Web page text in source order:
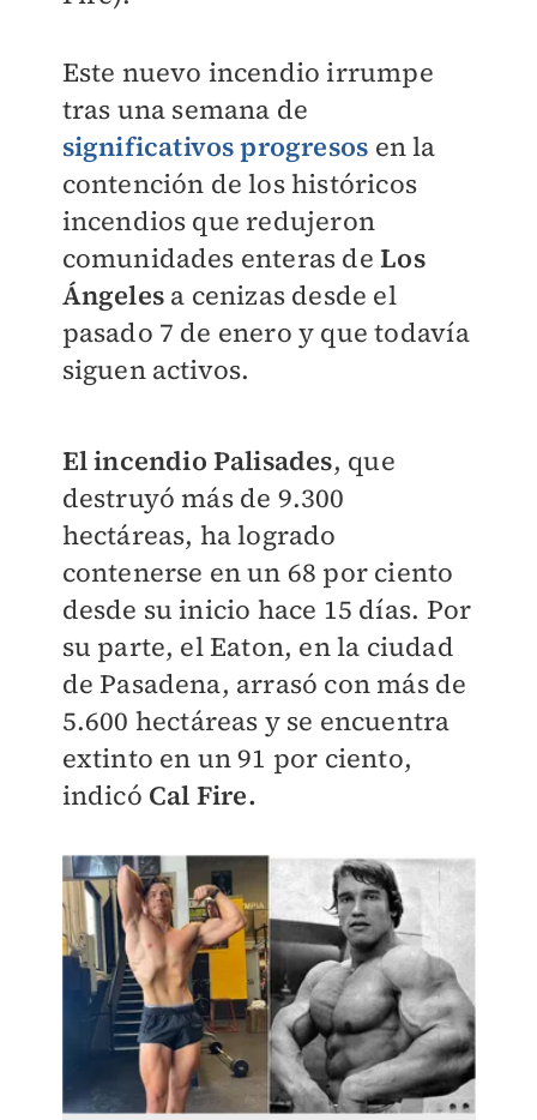
Este nuevo incendio irrumpe
tras una semana de
significativos progresos en la
contención de los históricos
incendios que redujeron
comunidades enteras deLos
Ángelesa cenizas desde el
pasado 7 de enero y que todavía
siguen activos.
El incendio Palisades, que
destruyó más de 9.300
hectáreas, ha logrado
contenerse en un 68 por ciento
desde su inicio hace 15 días. Por
su parte, el Eaton, en la ciudad
de Pasadena, arrasó con más de
5.600 hectáreas y se encuentra
extinto en un 91 por ciento,
indicó Cal Fire.